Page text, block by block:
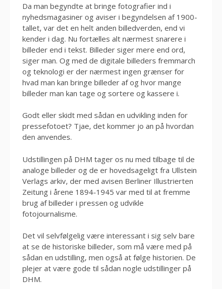
Da man begyndte at bringe fotografier ind i
nyhedsmagasiner og aviser i begyndelsen af 1900-
tallet, var det en helt anden billedverden, end vi
kender i dag. Nu fortælles alt nærmest snarere i
billeder end i tekst. Billeder siger mere end ord,
siger man. Og med de digitale billeders fremmarch
og teknologi er der nærmest ingen grænser for
hvad man kan bringe billeder af og hvor mange
billeder man kan tage og sortere og kassere i.
Godt eller skidt med sådan en udvikling inden for
pressefotoet? Tjae, det kommer jo an på hvordan
den anvendes.
Udstillingen på DHM tager os nu med tilbage til de
analoge billeder og de er hovedsageligt fra Ullstein
Verlags arkiv, der med avisen Berliner Illustrierten
Zeitung i årene 1894-1945 var med til at fremme
brug af billeder i pressen og udvikle
fotojournalisme.
Det vil selvfølgelig være interessant i sig selv bare
at se de historiske billeder, som må være med på
sådan en udstilling, men også at følge historien. De
plejer at være gode til sådan nogle udstillinger på
DHM.